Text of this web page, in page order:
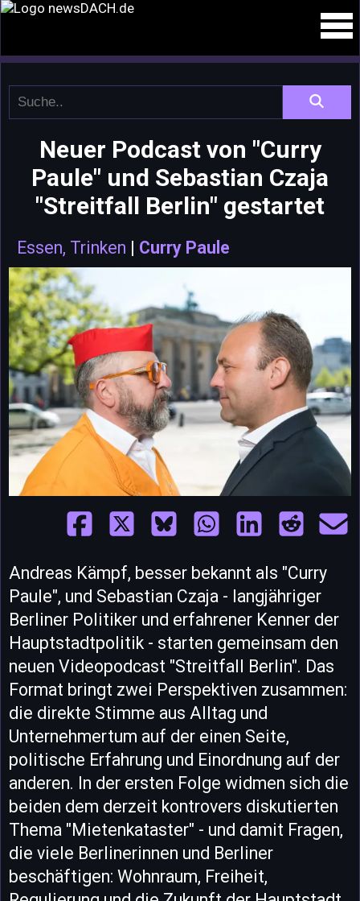
Neuer Podcast von "Curry
Paule" und Sebastian Czaja
"Streitfall Berlin" gestartet
Essen, Trinken | Curry Paule
Andreas Kämpf, besser bekannt als "Curry
Paule", und Sebastian Czaja - langjähriger
Berliner Politiker und erfahrener Kenner der
Hauptstadtpolitik - starten gemeinsam den
neuen Videopodcast "Streitfall Berlin". Das
Format bringt zwei Perspektiven zusammen:
die direkte Stimme aus Alltag und
Unternehmertum auf der einen Seite,
politische Erfahrung und Einordnung auf der
anderen. In der ersten Folge widmen sich die
beiden dem derzeit kontrovers diskutierten
Thema "Mietenkataster" - und damit Fragen,
die viele Berlinerinnen und Berliner
beschäftigen: Wohnraum, Freiheit,